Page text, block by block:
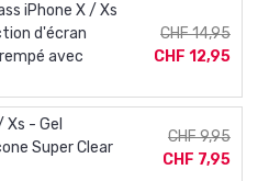
iPhone X / Xs
d'écran
avec
CHF 14,95
CHF 12,95
Xs - Gel
Super Clear
CHF 9,95
CHF 7,95